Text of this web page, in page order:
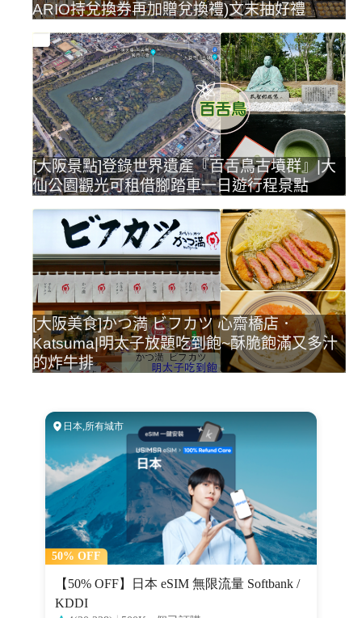
ARIO持兌換券再加贈兌換禮)文末抽好禮
[大阪景點]登錄世界遺產『百舌鳥古墳群』|大
仙公園觀光可租借腳踏車一日遊行程景點
[大阪美食]かつ満 ビフカツ 心齋橋店．
Katsuma|明太子放題吃到飽~酥脆飽滿又多汁
的炸牛排